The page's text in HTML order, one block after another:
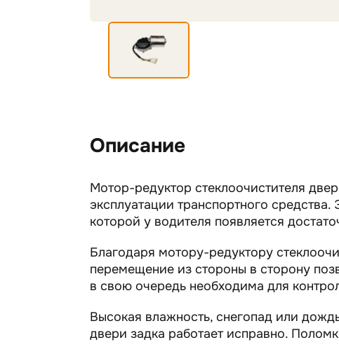
Описание
Мотор-редуктор стеклоочистителя
эксплуатации транспортного
которой у водителя появляется
Благодаря мотору-редуктору
перемещение из стороны в сторону
в свою очередь необходима для
Высокая влажность, снегопад или
двери задка работает исправно.